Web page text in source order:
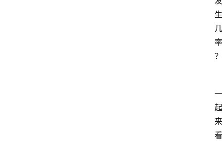
生
几
率
？
一
起
来
看